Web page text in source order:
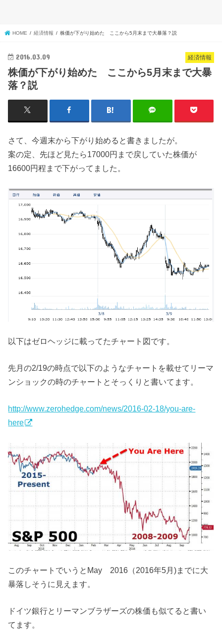
HOME 経済情報 株価が下がり始めた ここから5月末まで大暴落？説
経済情報
2016.03.09
株価が下がり始めた ここから5月末まで大暴
落？説
さて、今週末から下がり始めると書きましたが。
案の定、先ほど見たら17000円まで戻していた株価が
16600円程まで下がってました。
以下はゼロヘッジに載ってたチャート図です。
先月の2/19の時点で以下のようなチャートを載せてリーマ
ンショックの時のチャートとそっくりと書いてます。
http://www.zerohedge.com/news/2016-02-18/you-are-
here
このチャートでいうとMay 2016（2016年5月)までに大
暴落しそうに見えます。
ドイツ銀行とリーマンブラザーズの株価も似てると書い
てます。